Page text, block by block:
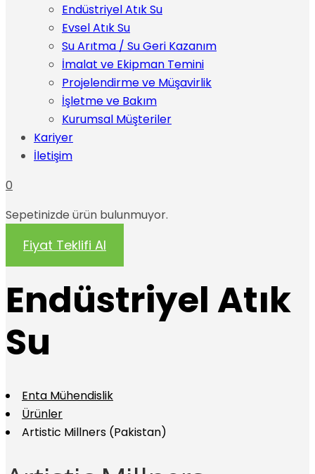
Endüstriyel Atık Su
Evsel Atık Su
Su Arıtma / Su Geri Kazanım
İmalat ve Ekipman Temini
Projelendirme ve Müşavirlik
İşletme ve Bakım
Kurumsal Müşteriler
Kariyer
İletişim
0
Sepetinizde ürün bulunmuyor.
Fiyat Teklifi Al
Endüstriyel Atık
Su
Enta Mühendislik
Ürünler
Artistic Millners (Pakistan)